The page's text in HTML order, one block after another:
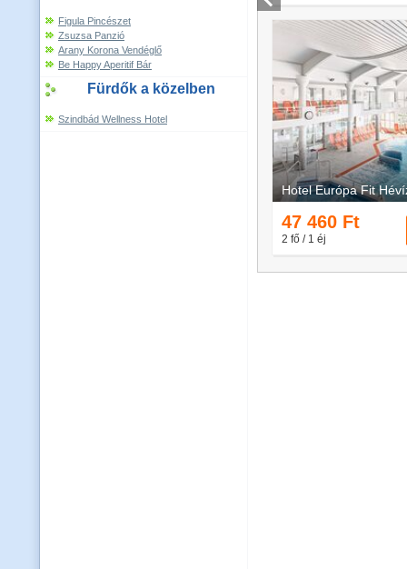
Figula Pincészet
Zsuzsa Panzió
Arany Korona Vendéglő
Be Happy Aperitif Bár
Fürdők a közelben
Szindbád Wellness Hotel